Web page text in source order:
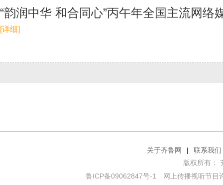
“韵润中华 和合同心”丙午年全国主流网络
[详细]
关于齐鲁网 |
联系我们
版权所有：
鲁ICP备09062847号-1
网上传播视听节目